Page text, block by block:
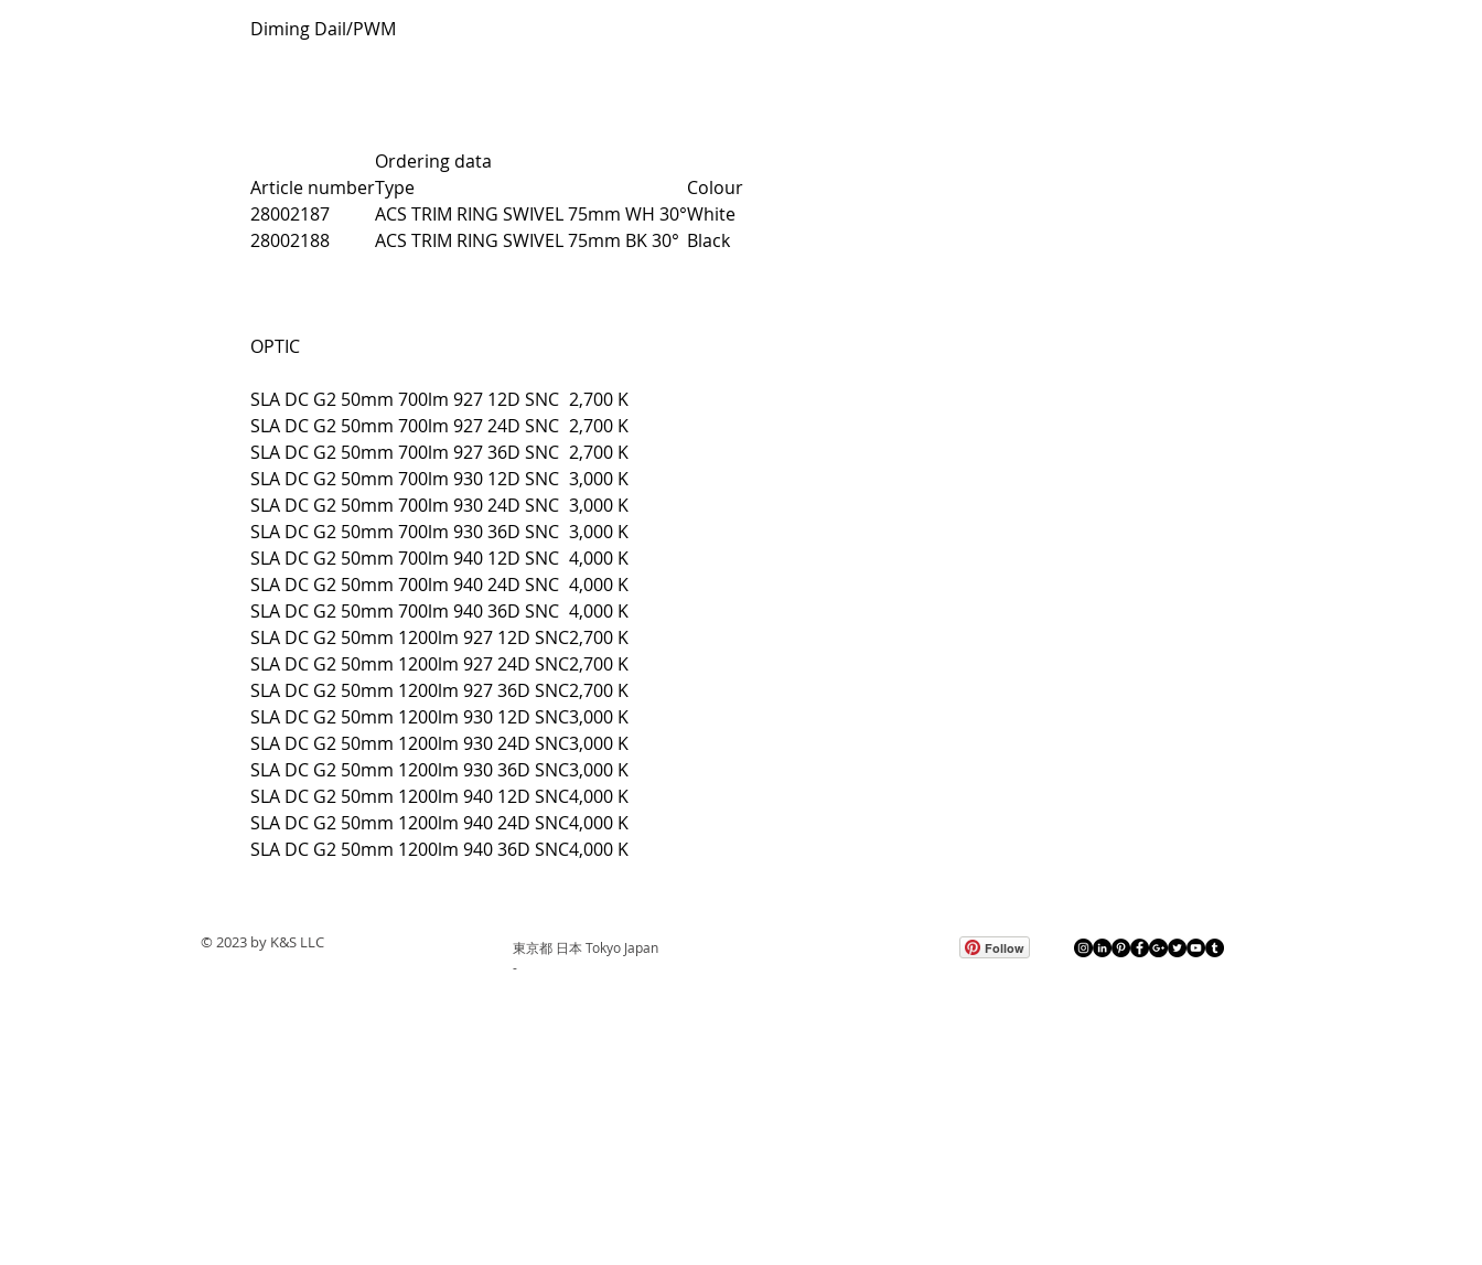
Diming Dail/PWM
Ordering data
Article numberType
Colour
28002187
ACS TRIM RING SWIVEL 75mm WH 30°White
28002188
ACS TRIM RING SWIVEL 75mm BK 30° Black
OPTIC
SLA DC G2 50mm 700lm 927 12D SNC 2,700 K
SLA DC G2 50mm 700lm 927 24D SNC 2,700 K
SLA DC G2 50mm 700lm 927 36D SNC 2,700 K
SLA DC G2 50mm 700lm 930 12D SNC 3,000 K
SLA DC G2 50mm 700lm 930 24D SNC 3,000 K
SLA DC G2 50mm 700lm 930 36D SNC 3,000 K
SLA DC G2 50mm 700lm 940 12D SNC 4,000 K
SLA DC G2 50mm 700lm 940 24D SNC 4,000 K
SLA DC G2 50mm 700lm 940 36D SNC 4,000 K
SLA DC G2 50mm 1200lm 927 12D SNC2,700 K
SLA DC G2 50mm 1200lm 927 24D SNC2,700 K
SLA DC G2 50mm 1200lm 927 36D SNC2,700 K
SLA DC G2 50mm 1200lm 930 12D SNC3,000 K
SLA DC G2 50mm 1200lm 930 24D SNC3,000 K
SLA DC G2 50mm 1200lm 930 36D SNC3,000 K
SLA DC G2 50mm 1200lm 940 12D SNC4,000 K
SLA DC G2 50mm 1200lm 940 24D SNC4,000 K
SLA DC G2 50mm 1200lm 940 36D SNC4,000 K
© 2023 by ​K&S LLC
東京都 日本 Tokyo Japan
-
Follow